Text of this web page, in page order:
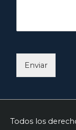
Enviar
Todos los